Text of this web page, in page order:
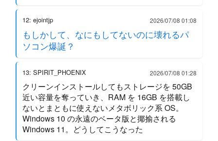
12: ejointjp 2026/07/08 01:08
もしかして、なにもしてないのに壊れるパ
ソコン爆誕？
13: SPIRIT_PHOENIX 2026/07/08 01:28
クリーンインストールしてもストレージを 50GB
近い容量を奪っていき、RAM を 16GB を搭載し
ないとまともに使えないメタボリック系 OS。
Windows 10 の永遠のベータ版と揶揄される
Windows 11。どうしてこうなった